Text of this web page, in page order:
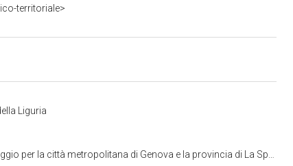
territoriale>
Liguria
per la città metropolitana di Genova e la provincia di La Spezia